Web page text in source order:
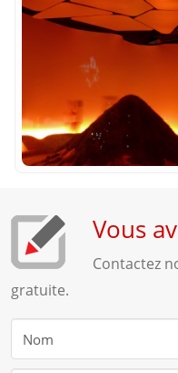
Vous
Contactez
gratuite.